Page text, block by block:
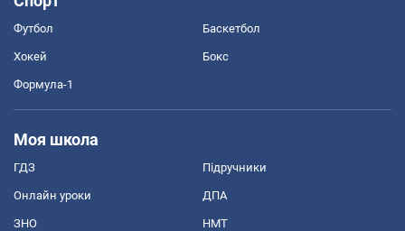
Футбол Баскетбол
Хокей Бокс
Формула-1
Моя школа
ГДЗ Підручники
Онлайн уроки ДПА
ЗНО НМТ